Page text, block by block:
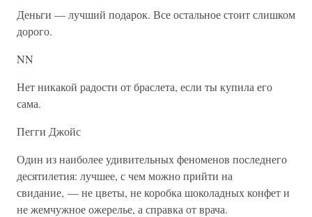
Деньги — лучший подарок. Все остальное стоит слишком
дорого.
NN
Нет никакой радости от браслета, если ты купила его
сама.
Пегги Джойс
Один из наиболее удивительных феноменов последнего
десятилетия: лучшее, с чем можно прийти на
свидание, — не цветы, не коробка шоколадных конфет и
не жемчужное ожерелье, а справка от врача.